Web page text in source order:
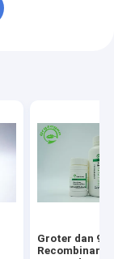
Groter dan
Recombinante